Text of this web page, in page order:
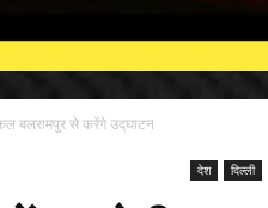
कल बलरामपुर से करेंगे उद्घाटन
देश दिल्ली